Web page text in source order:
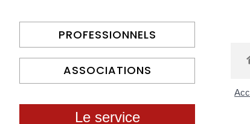
PROFESSIONNELS
ASSOCIATIONS
Le service